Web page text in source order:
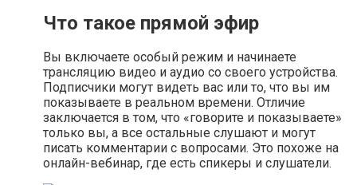
Что такое прямой эфир
Вы включаете особый режим и начинаете
трансляцию видео и аудио со своего устройства.
Подписчики могут видеть вас или то, что вы им
показываете в реальном времени. Отличие
заключается в том, что «говорите и показываете»
только вы, а все остальные слушают и могут
писать комментарии с вопросами. Это похоже на
онлайн-вебинар, где есть спикеры и слушатели.